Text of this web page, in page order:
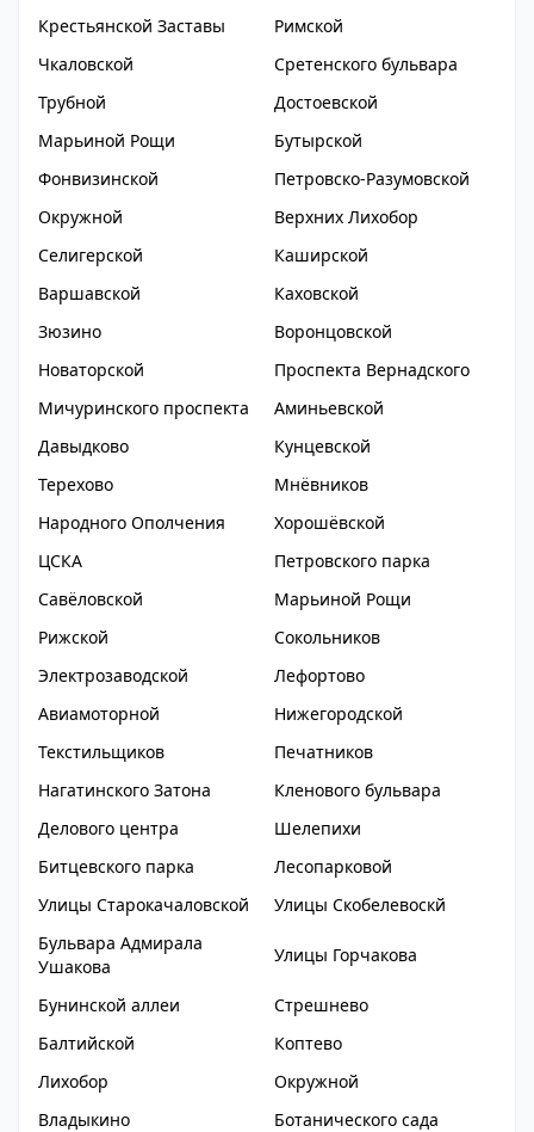
Крестьянской Заставы
Римской
Чкаловской
Сретенского бульвара
Трубной
Достоевской
Марьиной Рощи
Бутырской
Фонвизинской
Петровско-Разумовской
Окружной
Верхних Лихобор
Селигерской
Каширской
Варшавской
Каховской
Зюзино
Воронцовской
Новаторской
Проспекта Вернадского
Мичуринского проспекта
Аминьевской
Давыдково
Кунцевской
Терехово
Мнёвников
Народного Ополчения
Хорошёвской
ЦСКА
Петровского парка
Савёловской
Марьиной Рощи
Рижской
Сокольников
Электрозаводской
Лефортово
Авиамоторной
Нижегородской
Текстильщиков
Печатников
Нагатинского Затона
Кленового бульвара
Делового центра
Шелепихи
Битцевского парка
Лесопарковой
Улицы Старокачаловской
Улицы Скобелевоскй
Бульвара Адмирала
Ушакова
Улицы Горчакова
Бунинской аллеи
Стрешнево
Балтийской
Коптево
Лихобор
Окружной
Владыкино
Ботанического сада